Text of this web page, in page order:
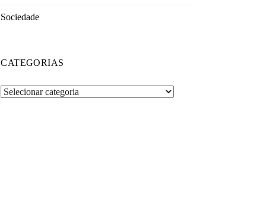
Sociedade
CATEGORIAS
Categorias